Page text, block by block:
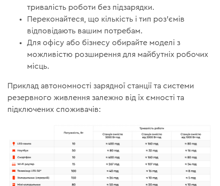
тривалість роботи без підзарядки.
Переконайтеся, що кількість і тип роз’ємів
відповідають вашим потребам.
Для офісу або бізнесу обирайте моделі з
можливістю розширення для майбутніх робочих
місць.
Приклад автономності зарядної станції та системи
резервного живлення залежно від їх ємності та
підключених споживачів: